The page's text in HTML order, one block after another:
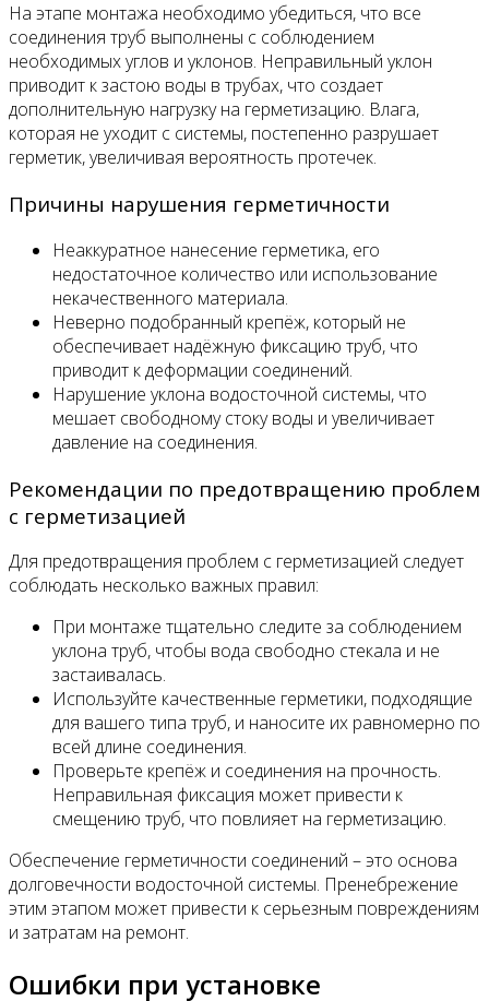
На этапе монтажа необходимо убедиться, что все
соединения труб выполнены с соблюдением
необходимых углов и уклонов. Неправильный уклон
приводит к застою воды в трубах, что создает
дополнительную нагрузку на герметизацию. Влага,
которая не уходит с системы, постепенно разрушает
герметик, увеличивая вероятность протечек.
Причины нарушения герметичности
Неаккуратное нанесение герметика, его
недостаточное количество или использование
некачественного материала.
Неверно подобранный крепёж, который не
обеспечивает надёжную фиксацию труб, что
приводит к деформации соединений.
Нарушение уклона водосточной системы, что
мешает свободному стоку воды и увеличивает
давление на соединения.
Рекомендации по предотвращению проблем
с герметизацией
Для предотвращения проблем с герметизацией следует
соблюдать несколько важных правил:
При монтаже тщательно следите за соблюдением
уклона труб, чтобы вода свободно стекала и не
застаивалась.
Используйте качественные герметики, подходящие
для вашего типа труб, и наносите их равномерно по
всей длине соединения.
Проверьте крепёж и соединения на прочность.
Неправильная фиксация может привести к
смещению труб, что повлияет на герметизацию.
Обеспечение герметичности соединений – это основа
долговечности водосточной системы. Пренебрежение
этим этапом может привести к серьезным повреждениям
и затратам на ремонт.
Ошибки при установке